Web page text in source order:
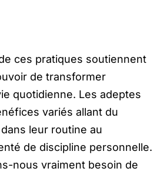
ces pratiques soutiennent
de transformer
quotidienne. Les adeptes
variés allant du
leur routine au
de discipline personnelle.
nous vraiment besoin de